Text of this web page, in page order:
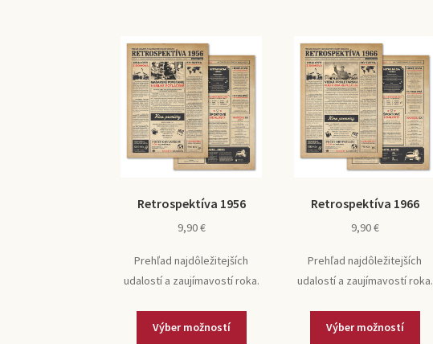
Retrospektíva 1956
9,90€
Prehľad najdôležitejších
udalostí a zaujímavostí roka.
Výber možností
Retrospektíva 1966
9,90€
Prehľad najdôležitejších
udalostí a zaujímavostí roka.
Výber možností